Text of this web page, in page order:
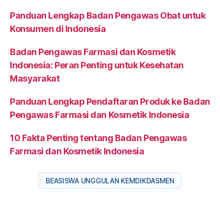
Panduan Lengkap Badan Pengawas Obat untuk
Konsumen di Indonesia
Badan Pengawas Farmasi dan Kosmetik
Indonesia: Peran Penting untuk Kesehatan
Masyarakat
Panduan Lengkap Pendaftaran Produk ke Badan
Pengawas Farmasi dan Kosmetik Indonesia
10 Fakta Penting tentang Badan Pengawas
Farmasi dan Kosmetik Indonesia
BEASISWA UNGGULAN KEMDIKDASMEN